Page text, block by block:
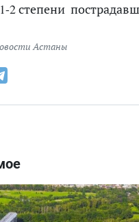
2 степени
Астаны